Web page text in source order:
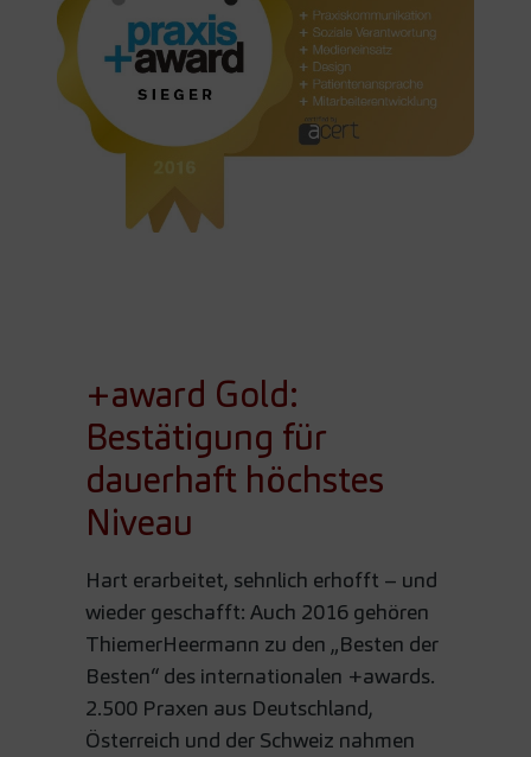
+award Gold:
Bestätigung für
dauerhaft höchstes
Niveau
Hart erarbeitet, sehnlich erhofft – und
wieder geschafft: Auch 2016 gehören
ThiemerHeermann zu den „Besten der
Besten“ des internationalen +awards.
2.500 Praxen aus Deutschland,
Österreich und der Schweiz nahmen